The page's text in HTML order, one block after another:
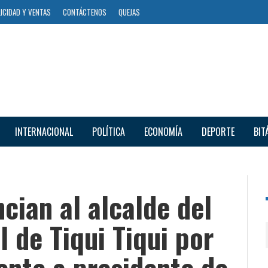
Y VENTAS CONTÁCTENOS QUEJAS
INTERNACIONAL POLÍTICA ECONOMÍA DEPORTE
al alcalde del
de Tiqui Tiqui por